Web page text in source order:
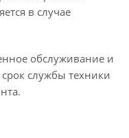
в случае
обслуживание и
службы техники